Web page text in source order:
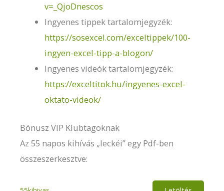
v=_QjoDnescos
Ingyenes tippek tartalomjegyzék:
https://sosexcel.com/exceltippek/100-
ingyen-excel-tipp-a-blogon/
Ingyenes videók tartalomjegyzék:
https://exceltitok.hu/ingyenes-excel-
oktato-videok/
Bónusz VIP Klubtagoknak
Az 55 napos kihívás „leckéi” egy Pdf-ben
összeszerkesztve: